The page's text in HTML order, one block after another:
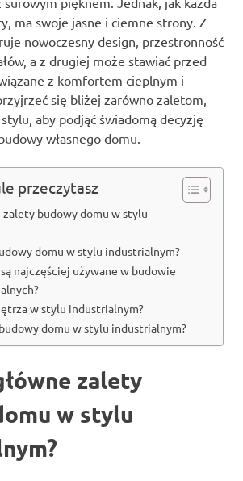
ma swoje jasne i ciemne strony. Z
nowoczesny design, przestronność
a z drugiej może stawiać przed
z komfortem cieplnym i
się bliżej zarówno zaletom,
aby podjąć świadomą decyzję
własnego domu.
przeczytasz
zalety budowy domu w stylu
domu w stylu industrialnym?
najczęściej używane w budowie
w stylu industrialnym?
domu w stylu industrialnym?
zalety
w stylu